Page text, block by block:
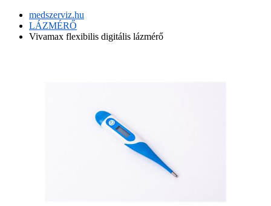
medszerviz.hu
LÁZMÉRŐ
Vivamax flexibilis digitális lázmérő